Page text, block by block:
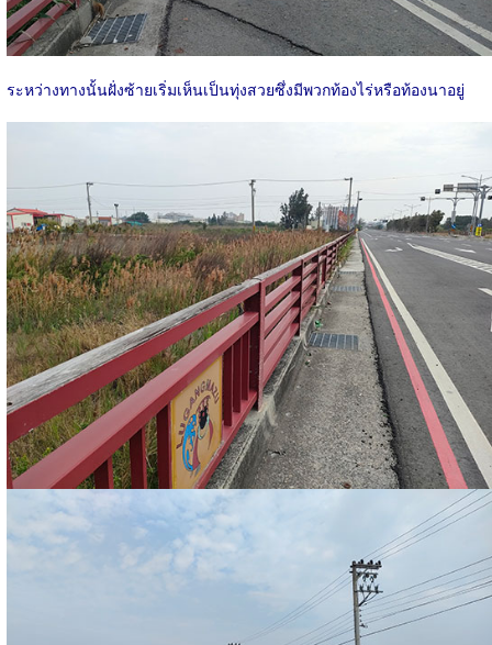
ระหว่างทางนั้นฝั่งซ้ายเริ่มเห็นเป็นทุ่งสวยซึ่งมีพวกท้องไร่หรือท้องนาอยู่